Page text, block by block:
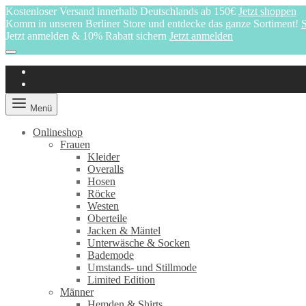
Kostenloser Versand innerhalb Deutschlands ab 150€ Jetzt shoppen
Komm in unseren Berliner Store und entdecke das ganze Sortiment!
Jetzt anmelden & 10% Rabatt sichern Jetzt anmelden
Menü
Onlineshop
Frauen
Kleider
Overalls
Hosen
Röcke
Westen
Oberteile
Jacken & Mäntel
Unterwäsche & Socken
Bademode
Umstands- und Stillmode
Limited Edition
Männer